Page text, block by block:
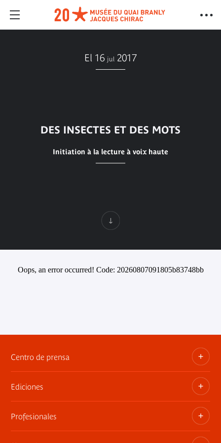
El 16 jul 2017
DES INSECTES ET DES MOTS
Initiation à la lecture à voix haute
Oops, an error occurred! Code: 20260807091805b83748bb
Centro de prensa
Dosieres, comunicados de prensa, anuncios de
exposiciones
Ediciones
Las publicaciones del museo
Profesionales